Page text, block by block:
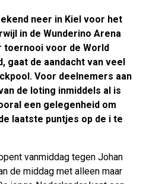
neer in Kiel voor het
in de Wunderino Arena
toernooi voor de World
gaat de aandacht van veel
Voor deelnemers aan
de loting inmiddels al is
een gelegenheid om
laatste puntjes op de i te
vanmiddag tegen Johan
de middag met alleen maar